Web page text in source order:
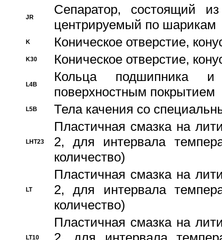
JR
Сепаратор, состоящий
центрируемый по шарикам
K Коническое отверстие,
K30 Коническое отверстие,
L4B
Кольца подшипника
поверхностным покрытием
L5B Тела качения со
LHT23
Пластичная смазка на
2, для интервала
количество)
LT
Пластичная смазка на
2, для интервала
количество)
LT10
Пластичная смазка на